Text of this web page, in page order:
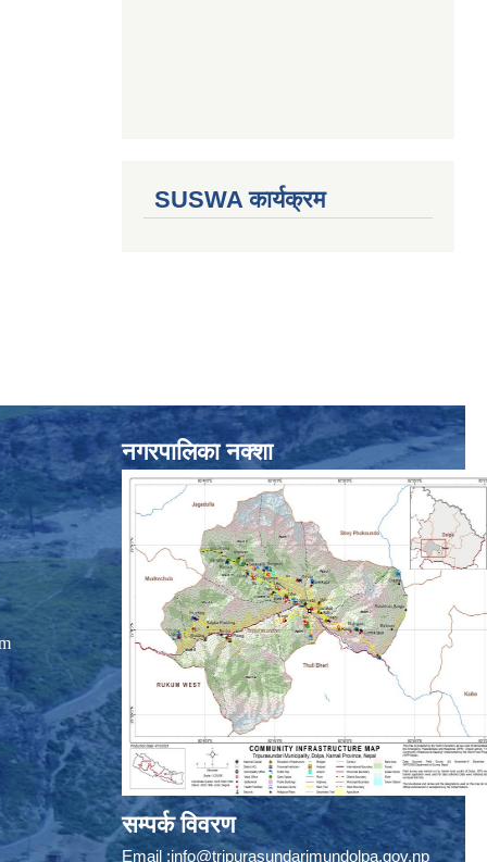
SUSWA कार्यक्रम
नगरपालिका नक्शा
सम्पर्क विवरण
Email :info@tripurasundarimundolpa.gov.np